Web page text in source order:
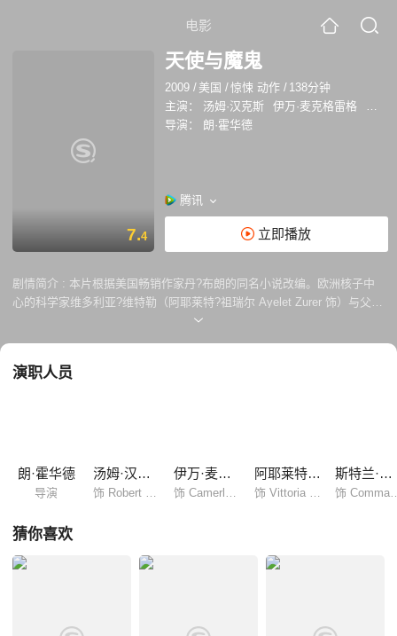
电影
7.4
天使与魔鬼
2009 / 美国 /惊悚 动作 / 138分钟
主演：
汤姆·汉克斯 伊万·麦克格雷格
阿耶
导演：
朗·霍华德
腾讯
立即播放
剧情简介 : 本片根据美国畅销作家丹?布朗的同名小说改编。欧洲核子中
心的科学家维多利亚?维特勒（阿耶莱特?祖瑞尔 Ayelet Zurer 饰）与父亲
在高速粒子对撞机实验中收集到了反物质，却发现父亲遇害，尸体胸口被
人的红衣主教神秘失踪。在教皇内侍（伊万?麦克格雷格 Ewan McGregor
演职人员
朗·霍华德
导演
汤姆·汉克斯 伊万·麦克格雷格 阿耶莱特·祖里尔 斯特兰·斯卡斯加德
猜你喜欢